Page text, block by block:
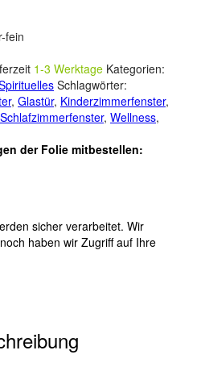
fein
1-3 Werktage Kategorien:
Schlagwörter:
, Glastür, Kinderzimmerfenster,
Schlafzimmerfenster, Wellness,
der Folie mitbestellen:
sicher verarbeitet. Wir
haben wir Zugriff auf Ihre